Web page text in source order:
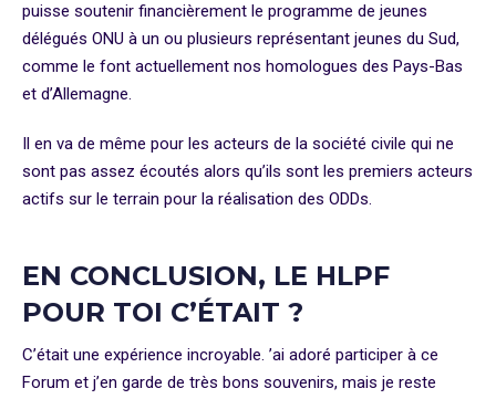
puisse soutenir financièrement le programme de jeunes
délégués ONU à un ou plusieurs représentant jeunes du Sud,
comme le font actuellement nos homologues des Pays-Bas
et d’Allemagne.
Il en va de même pour les acteurs de la société civile qui ne
sont pas assez écoutés alors qu’ils sont les premiers acteurs
actifs sur le terrain pour la réalisation des ODDs.
EN CONCLUSION, LE HLPF
POUR TOI C’ÉTAIT ?
C’était une expérience incroyable. ’ai adoré participer à ce
Forum et j’en garde de très bons souvenirs, mais je reste